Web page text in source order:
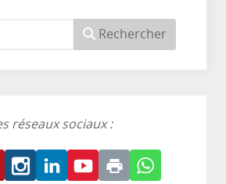
Rechercher
réseaux sociaux :